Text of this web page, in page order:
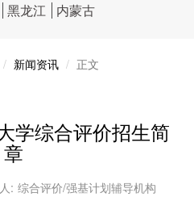
黑龙江 内蒙古
新闻资讯 正文
学综合评价招生简
章
: 综合评价/强基计划辅导机构